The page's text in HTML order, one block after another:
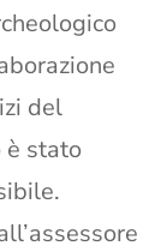
del
è stato